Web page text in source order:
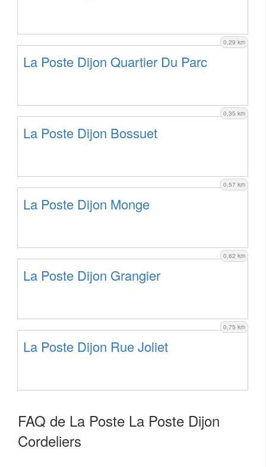
0,29 km
La Poste Dijon Quartier Du Parc
0,35 km
La Poste Dijon Bossuet
0,57 km
La Poste Dijon Monge
0,62 km
La Poste Dijon Grangier
0,75 km
La Poste Dijon Rue Joliet
FAQ de La Poste La Poste Dijon
Cordeliers